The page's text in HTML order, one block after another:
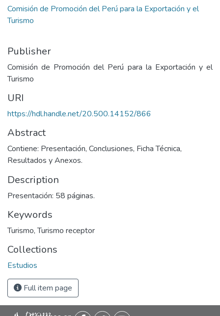
Comisión de Promoción del Perú para la Exportación y el
Turismo
Publisher
Comisión de Promoción del Perú para la Exportación y el
Turismo
URI
https://hdl.handle.net/20.500.14152/866
Abstract
Contiene: Presentación, Conclusiones, Ficha Técnica,
Resultados y Anexos.
Description
Presentación: 58 páginas.
Keywords
Turismo,Turismo receptor
Collections
Estudios
Full item page